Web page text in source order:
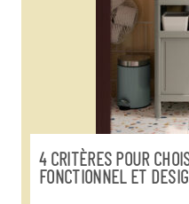
4 CRITÈRES POUR
FONCTIONNEL ET